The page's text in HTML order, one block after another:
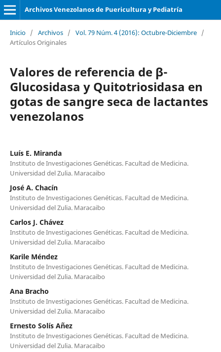
Archivos Venezolanos de Puericultura y Pediatría
Inicio / Archivos / Vol. 79 Núm. 4 (2016): Octubre-Diciembre /
Artículos Originales
Valores de referencia de β-
Glucosidasa y Quitotriosidasa en
gotas de sangre seca de lactantes
venezolanos
Luís E. Miranda
Instituto de Investigaciones Genéticas. Facultad de Medicina.
Universidad del Zulia. Maracaibo
José A. Chacín
Instituto de Investigaciones Genéticas. Facultad de Medicina.
Universidad del Zulia. Maracaibo
Carlos J. Chávez
Instituto de Investigaciones Genéticas. Facultad de Medicina.
Universidad del Zulia. Maracaibo
Karile Méndez
Instituto de Investigaciones Genéticas. Facultad de Medicina.
Universidad del Zulia. Maracaibo
Ana Bracho
Instituto de Investigaciones Genéticas. Facultad de Medicina.
Universidad del Zulia. Maracaibo
Ernesto Solís Añez
Instituto de Investigaciones Genéticas. Facultad de Medicina.
Universidad del Zulia. Maracaibo